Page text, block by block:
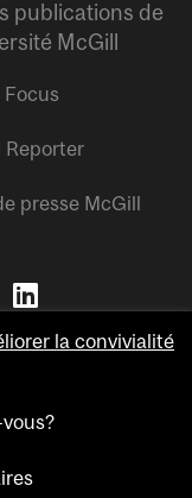
publications de
McGill
Focus
Reporter
presse McGill
la convivialité